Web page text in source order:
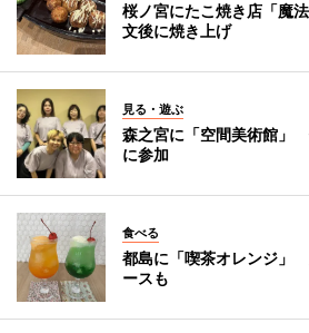
桜ノ宮にたこ焼き店「魔
文後に焼き上げ
見る・遊ぶ
森之宮に「空間美術館」
に参加
食べる
都島に「喫茶オレンジ」
ースも